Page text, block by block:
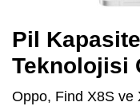
Pil
Teknolojisi
Oppo, Find X8S ve